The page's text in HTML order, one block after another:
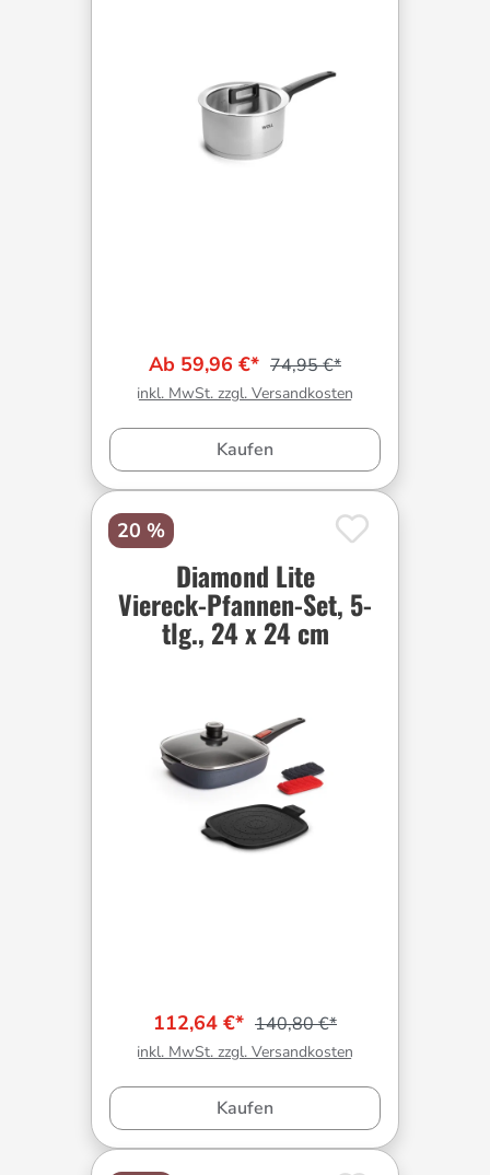
Ab 59,96 €* 74,95 €*
inkl. MwSt. zzgl. Versandkosten
Kaufen
20 %
Diamond Lite
Viereck-Pfannen-Set, 5-
tlg., 24 x 24 cm
112,64 €* 140,80 €*
inkl. MwSt. zzgl. Versandkosten
Kaufen